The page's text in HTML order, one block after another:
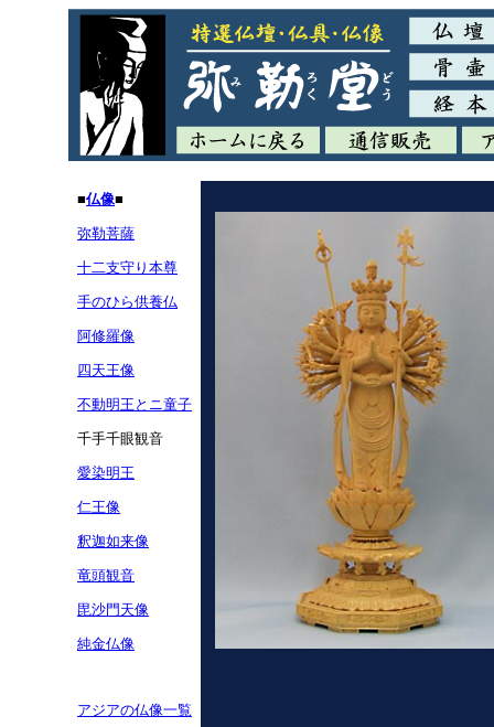
■仏像■
弥勒菩薩
十二支守り本尊
手のひら供養仏
阿修羅像
四天王像
不動明王とニ童子
千手千眼観音
愛染明王
仁王像
釈迦如来像
竜頭観音
毘沙門天像
純金仏像
アジアの仏像一覧